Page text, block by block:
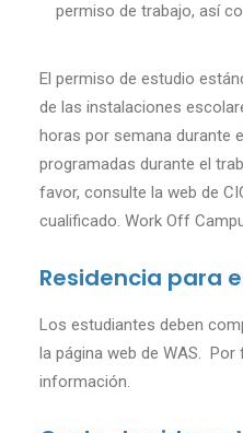
permiso de trabajo, así
El permiso de estudio
de las instalaciones
horas por semana durante
programadas durante el
favor, consulte la web de
cualificado. Work Off
Residencia para
Los estudiantes deben
la página web de WAS.
información.